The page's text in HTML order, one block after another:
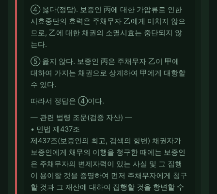
④ 옳다(정답). 보증인 丙에 대한 가압류로 인한
시효중단의 효력은 주채무자 乙에게 미치지 않으
므로, 乙에 대한 채권의 소멸시효는 중단되지 않
는다.
⑤ 옳지 않다. 보증인 丙은 주채무자 乙이 甲에
대하여 가지는 채권으로 상계하여 甲에게 대항할
수 있다.
따라서 정답은 ④이다.
― 관련 법령 조문(검증 자산) ―
• 민법 제437조
제437조(보증인의 최고, 검색의 항변) 채권자가
보증인에게 채무의 이행을 청구한 때에는 보증인
은 주채무자의 변제자력이 있는 사실 및 그 집행
이 용이할 것을 증명하여 먼저 주채무자에게 청구
할 것과 그 재산에 대하여 집행할 것을 항변할 수